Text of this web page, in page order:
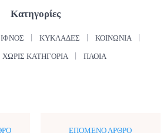
Κατηγορίες
ΚΥΚΛΆΔΕΣ ΚΟΙΝΩΝΊΑ
ΧΩΡΊΣ ΚΑΤΗΓΟΡΊΑ ΠΛΟΊΑ
ΕΠΌΜΕΝΟ ΆΡΘΡΟ